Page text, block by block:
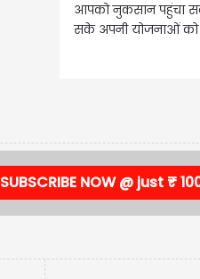
आपको नुकसान पहुंचा
सके अपनी योजनाओं को
SUBSCRIBE NOW @ just ₹